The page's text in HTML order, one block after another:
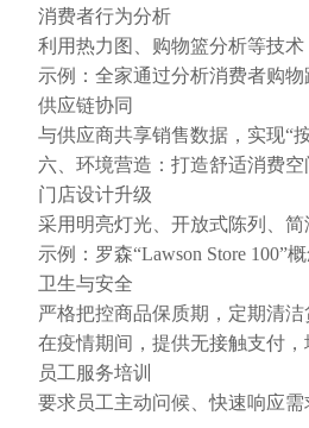
消费者行为分析
利用热力图、购物篮分析等技
示例：全家通过分析消费者购
供应链协同
与供应商共享销售数据，实现“
六、环境营造：打造舒适消费空
门店设计升级
采用明亮灯光、开放式陈列、简
示例：罗森“Lawson Store 100”
卫生与安全
严格把控商品保质期，定期清洁
在疫情期间，提供无接触支付，
员工服务培训
要求员工主动问候、快速响应需